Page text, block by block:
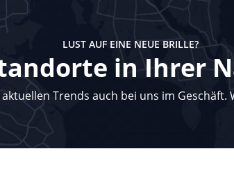
LUST AUF EINE NEUE BRILLE?
in Ihrer
Trends auch bei uns im Geschäft.